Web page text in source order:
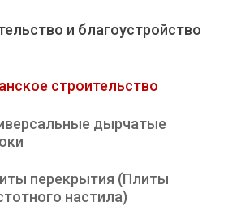
строительство
дырчатые
перекрытия (Плиты
настила)